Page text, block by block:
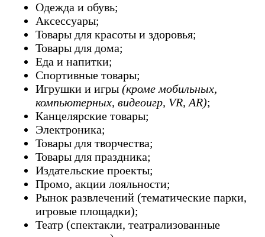
Одежда и обувь;
Аксессуары;
Товары для красоты и здоровья;
Товары для дома;
Еда и напитки;
Спортивные товары;
Игрушки и игры (кроме мобильных,
компьютерных, видеоигр, VR, AR);
Канцелярские товары;
Электроника;
Товары для творчества;
Товары для праздника;
Издательские проекты;
Промо, акции лояльности;
Рынок развлечений (тематические парки,
игровые площадки);
Театр (спектакли, театрализованные